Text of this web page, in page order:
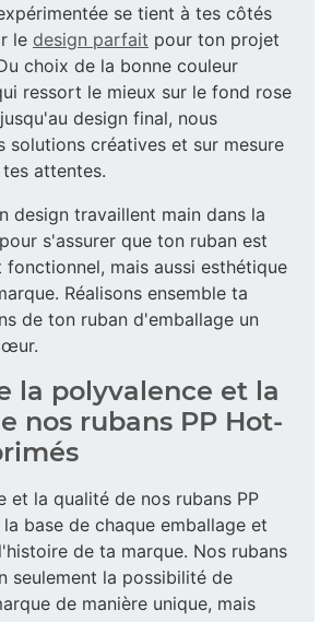
se tient à tes côtés
le design parfait pour ton projet
choix de la bonne couleur
ressort le mieux sur le fond rose
design final, nous
solutions créatives et sur mesure
attentes.
design travaillent main dans la
s'assurer que ton ruban est
fonctionnel, mais aussi esthétique
Réalisons ensemble ta
de ton ruban d'emballage un
la polyvalence et la
nos rubans PP Hot-
et la qualité de nos rubans PP
base de chaque emballage et
de ta marque. Nos rubans
seulement la possibilité de
de manière unique, mais